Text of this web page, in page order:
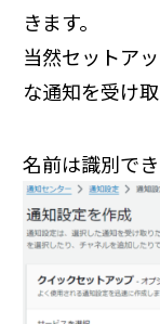
きます。
当然セットア
な通知を受け
名前は識別で